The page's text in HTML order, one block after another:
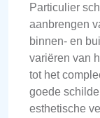
Particulier
aanbrengen
binnen- en
variëren van
tot het
goede
esthetische